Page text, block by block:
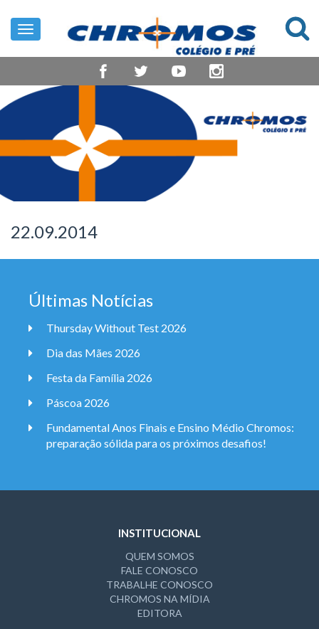
Toggle
navigation
22.09.2014
Últimas Notícias
Thursday Without Test 2026
Dia das Mães 2026
Festa da Família 2026
Páscoa 2026
Fundamental Anos Finais e Ensino Médio Chromos:
preparação sólida para os próximos desafios!
INSTITUCIONAL
QUEM SOMOS
FALE CONOSCO
TRABALHE CONOSCO
CHROMOS NA MÍDIA
EDITORA